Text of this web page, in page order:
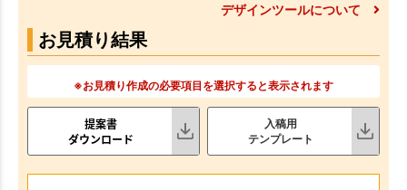
デザインツールについて
お見積り結果
※お見積り作成の必要項目を選択すると表示されます
提案書
ダウンロード
入稿用
テンプレート